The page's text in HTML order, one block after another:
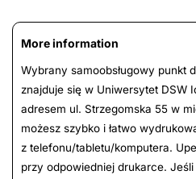
More information
Wybrany samoobsługowy punkt
znajduje się w Uniwersytet DSW
adresem ul. Strzegomska 55 w
możesz szybko i łatwo
z telefonu/tabletu/komputera.
przy odpowiedniej drukarce.